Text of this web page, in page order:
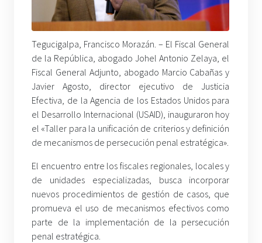
Tegucigalpa, Francisco Morazán. – El Fiscal General
de la República, abogado Johel Antonio Zelaya, el
Fiscal General Adjunto, abogado Marcio Cabañas y
Javier Agosto, director ejecutivo de Justicia
Efectiva, de la Agencia de los Estados Unidos para
el Desarrollo Internacional (USAID), inauguraron hoy
el «Taller para la unificación de criterios y definición
de mecanismos de persecución penal estratégica».
El encuentro entre los fiscales regionales, locales y
de unidades especializadas, busca incorporar
nuevos procedimientos de gestión de casos, que
promueva el uso de mecanismos efectivos como
parte de la implementación de la persecución
penal estratégica.